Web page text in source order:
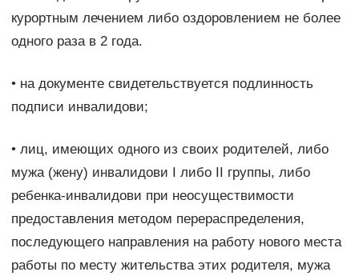
курортным лечением либо оздоровлением не более
одного раза в 2 года.
• на документе свидетельствуется подлинность
подписи инвалидови;
• лиц, имеющих одного из своих родителей, либо
мужа (жену) инвалидови I либо II группы, либо
ребенка-инвалидови при неосуществимости
предоставления методом перераспределения,
последующего направления на работу нового места
работы по месту жительства этих родителя, мужа